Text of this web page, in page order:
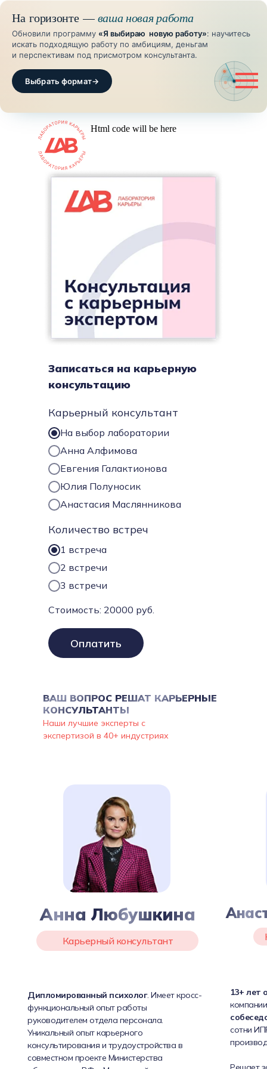
На горизонте —ваша новая работа
Обновили программу «Я выбираю новую работу»: научитесь
искать подходящую работу по амбициям, деньгам
и перспективам под присмотром консультанта.
Выбрать формат→
Html code will be here
Карьерный консультант
На выбор лаборатории
Анна Алфимова
Евгения Галактионова
Юлия Полуносик
Анастасия Маслянникова
Количество встреч
1 встреча
2 встречи
3 встречи
Стоимость: 20000 руб.
Оплатить
Записаться на карьерную
консультацию
ВАШ ВОПРОС РЕШАТ КАРЬЕРНЫЕ
КОНСУЛЬТАНТЫ
Наши лучшие эксперты с
экспертизой в 40+ индустриях
13+ лет
сотни
Дипломированный психолог. Имеет кросс-
функциональный опыт работы
руководителем отдела персонала.
Уникальный опыт карьерного
консультирования и трудоустройства в
совместном проекте Министерства
Карьерный консультант
Анна Любушкина